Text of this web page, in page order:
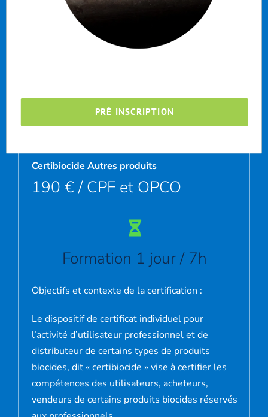
PRÉ INSCRIPTION
Certibiocide Autres produits
190 € / CPF et OPCO
Formation 1 jour / 7h
Objectifs et contexte de la certification :
Le dispositif de certificat individuel pour
l’activité d’utilisateur professionnel et de
distributeur de certains types de produits
biocides, dit « certibiocide » vise à certifier les
compétences des utilisateurs, acheteurs,
vendeurs de certains produits biocides réservés